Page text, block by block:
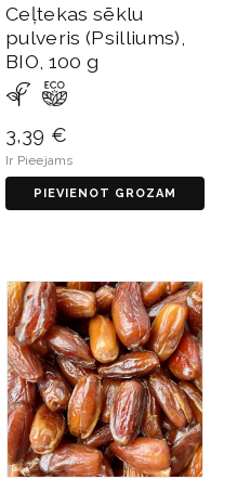
Ceļtekas sēklu
pulveris (Psilliums),
BIO, 100 g
3,39 €
Ir Pieejams
PIEVIENOT GROZAM